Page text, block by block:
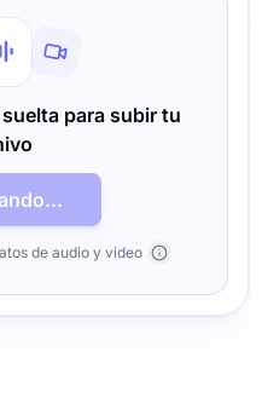
para subir tu
de audio y video